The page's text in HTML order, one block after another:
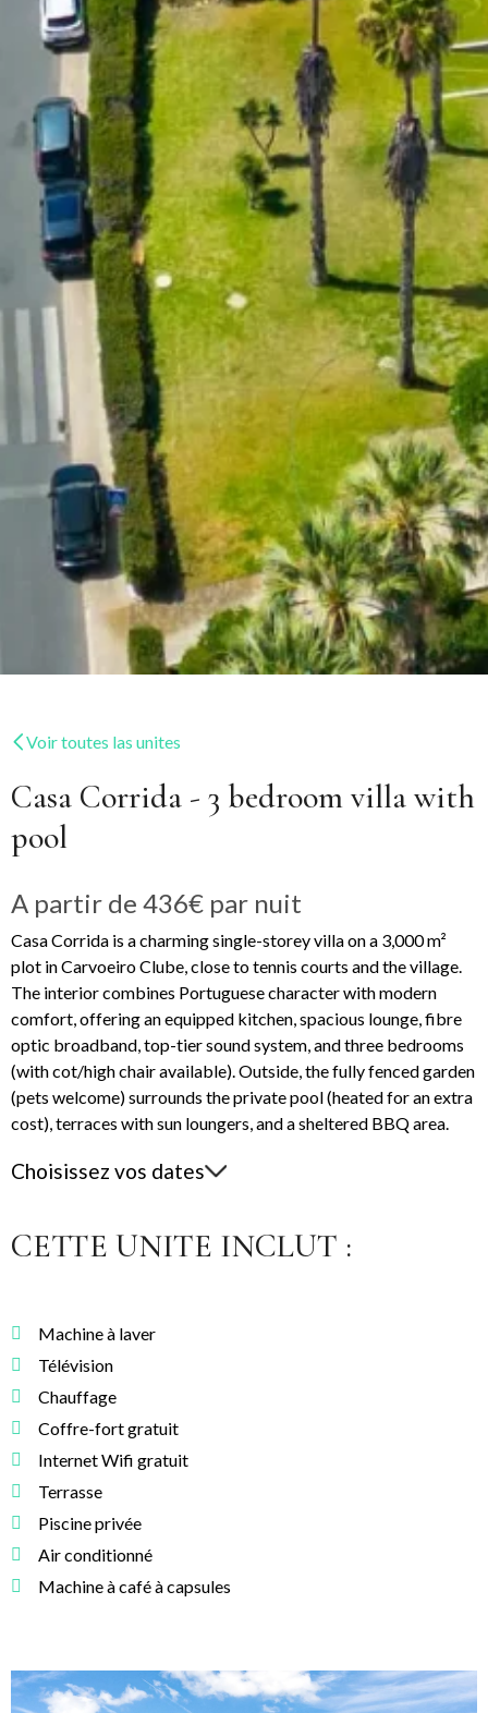
Voir toutes las unites
Casa Corrida - 3 bedroom villa with
pool
A partir de 436€ par nuit
Casa Corrida is a charming single-storey villa on a 3,000 m²
plot in Carvoeiro Clube, close to tennis courts and the village.
The interior combines Portuguese character with modern
comfort, offering an equipped kitchen, spacious lounge, fibre
optic broadband, top-tier sound system, and three bedrooms
(with cot/high chair available). Outside, the fully fenced garden
(pets welcome) surrounds the private pool (heated for an extra
cost), terraces with sun loungers, and a sheltered BBQ area.
Choisissez vos dates
CETTE UNITE INCLUT :
Machine à laver
Télévision
Chauffage
Coffre-fort gratuit
Internet Wifi gratuit
Terrasse
Piscine privée
Air conditionné
Machine à café à capsules